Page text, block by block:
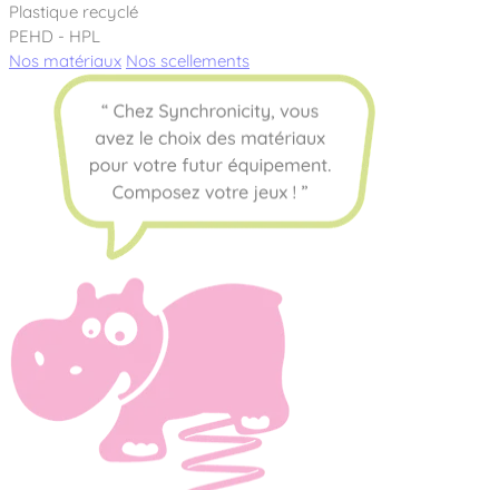
Plastique recyclé
PEHD - HPL
Nos matériaux Nos scellements